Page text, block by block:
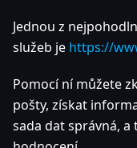
Jednou z
služeb je https://
Pomocí ní můžete
pošty, získat
sada dat správná,